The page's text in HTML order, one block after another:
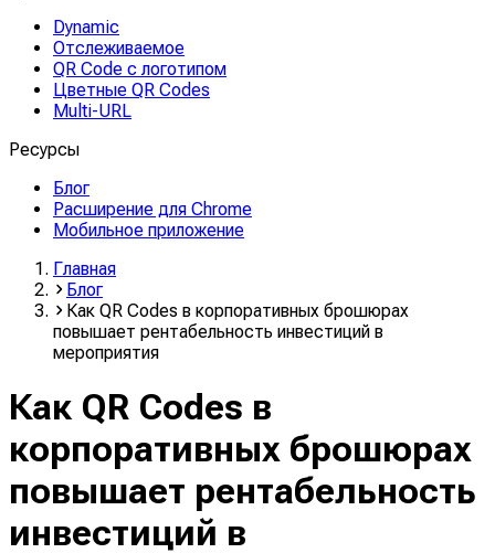
Dynamic
Отслеживаемое
QR Code с логотипом
Цветные QR Codes
Multi-URL
Ресурсы
Блог
Расширение для Chrome
Мобильное приложение
Главная
Блог
Как QR Codes в корпоративных брошюрах
повышает рентабельность инвестиций в
мероприятия
Как QR Codes в
корпоративных брошюрах
повышает рентабельность
инвестиций в